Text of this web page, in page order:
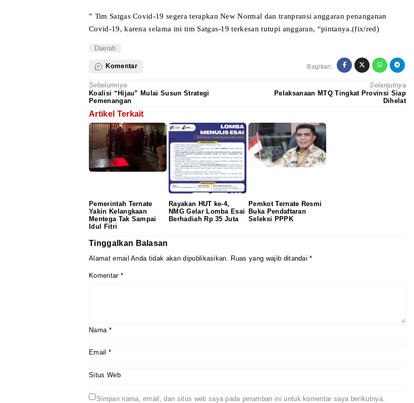
” Tim Satgas Covid-19 segera terapkan New Normal dan tranpransi anggaran penanganan
Covid-19, karena selama ini tim Satgas-19 terkesan tutupi anggaran, “pintanya.(fix/red)
Daerah
Komentar Bagikan:
Sebelumnya
Koalisi “Hijau” Mulai Susun Strategi
Pemenangan
Selanjutnya
Pelaksanaan MTQ Tingkat Provinsi Siap
Dihelat
Artikel Terkait
Pemerintah Ternate
Yakin Kelangkaan
Mentega Tak Sampai
Idul Fitri
Rayakan HUT ke-4,
NMG Gelar Lomba Esai
Berhadiah Rp 35 Juta
Pemkot Ternate Resmi
Buka Pendaftaran
Seleksi PPPK
Tinggalkan Balasan
Alamat email Anda tidak akan dipublikasikan. Ruas yang wajib ditandai*
Komentar *
Nama *
Email *
Situs Web
Simpan nama, email, dan situs web saya pada peramban ini untuk komentar saya berikutnya.